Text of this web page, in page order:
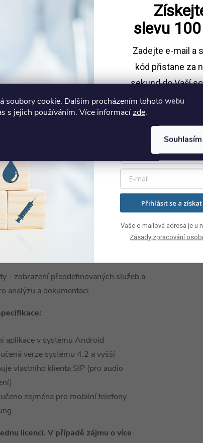
soubory cookie. Dalším procházením tohoto webu
s jejich používáním. Více informacízde.
Souhlasím
managerských výstupů o poskytované
je ideálním rozšířením systému
moderní a efektivní komunikaci v
praxi.
hovory - zobrazení aktivních hovorů a
ně
- informace o personálu na pokojích,
personálu
- okamžité spuštění tísňového hovoru
pokoj - hovor jiného pokoje pomocí SIP
- zobrazení předdefinovaných služeb a
analýzu a dokumentaci
aplikace v systému Android
verze systému 4.2 a vyšší
vlastního klienta SIP (pro audio
zejména pro mobilní telefony
licenci. V případě zájmu o více
slevu
Zadejte e-mail a
kód přistane za
sekund do Vaší
Sleva platí při
Přihlásit se a
Vaše e-mailová adresa je u
Zásady zpracování